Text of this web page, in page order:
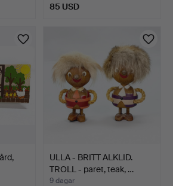
85 USD
ULLA - BRITT ALKLID.
TROLL - paret, teak, …
9 dagar